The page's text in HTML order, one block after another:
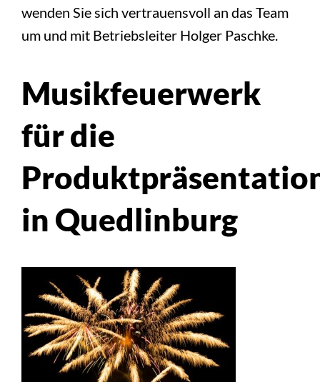
wenden Sie sich vertrauensvoll an das Team
um und mit Betriebsleiter Holger Paschke.
Musikfeuerwerk
für die
in Quedlinburg